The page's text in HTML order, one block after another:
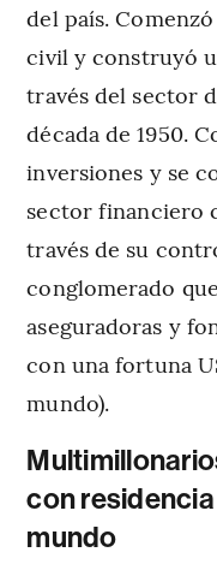
del país.
civil y construyó
través del sector
década de 1950.
inversiones y se
sector financiero
través de su
conglomerado
aseguradoras y
con una fortuna
mundo).
con
mundo